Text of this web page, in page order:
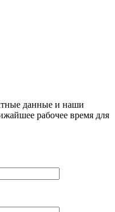
данные и наши
рабочее время для